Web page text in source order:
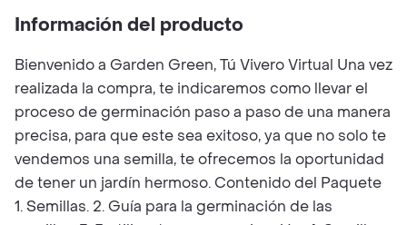
Información del producto
Bienvenido a Garden Green, Tú Vivero Virtual Una vez
realizada la compra, te indicaremos como llevar el
proceso de germinación paso a paso de una manera
precisa, para que este sea exitoso, ya que no solo te
vendemos una semilla, te ofrecemos la oportunidad
de tener un jardín hermoso. Contenido del Paquete
1. Semillas. 2. Guía para la germinación de las